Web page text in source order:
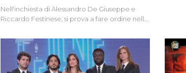
Nell'inchiesta di Alessandro De Giuseppe e
Riccardo Festinese, si prova a fare ordine nella
continuano a emergere attorno a una delle
vicende giudiziarie più discusse degli ultimi
anni. Lo speciale ricostruisce la vicenda
mettendo in fila testimonianze, errori, dettagli